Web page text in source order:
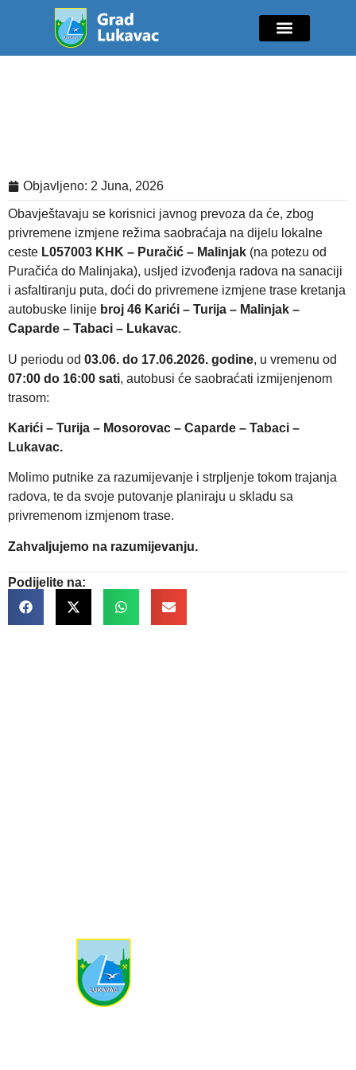
Objavljeno: 2 Juna, 2026
Obavještavaju se korisnici javnog prevoza da će, zbog
privremene izmjene režima saobraćaja na dijelu lokalne
ceste L057003 KHK – Puračić – Malinjak (na potezu od
Puračića do Malinjaka), usljed izvođenja radova na sanaciji
i asfaltiranju puta, doći do privremene izmjene trase kretanja
autobuske linije broj 46 Karići – Turija – Malinjak –
Caparde – Tabaci – Lukavac.
U periodu od 03.06. do 17.06.2026. godine, u vremenu od
07:00 do 16:00 sati, autobusi će saobraćati izmijenjenom
trasom:
Karići – Turija – Mosorovac – Caparde – Tabaci –
Lukavac.
Molimo putnike za razumijevanje i strpljenje tokom trajanja
radova, te da svoje putovanje planiraju u skladu sa
privremenom izmjenom trase.
Zahvaljujemo na razumijevanju.
Podijelite na: